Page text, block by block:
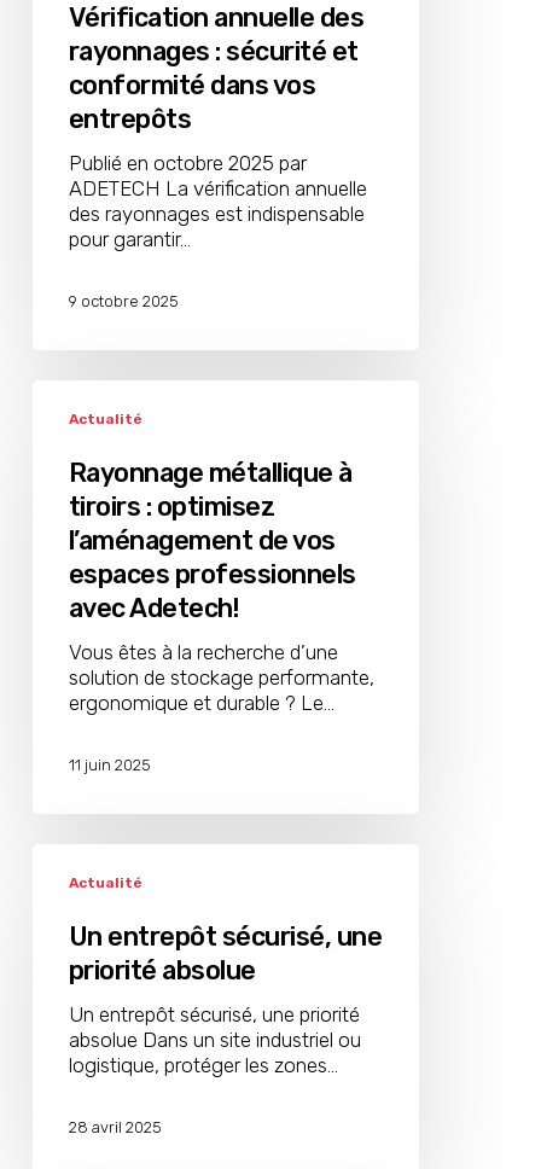
Vérification annuelle des
rayonnages : sécurité et
conformité dans vos
entrepôts
Publié en octobre 2025 par
ADETECH La vérification annuelle
des rayonnages est indispensable
pour garantir…
9 octobre 2025
métallique
tiroirs
optimisez
l’aménagement
espaces
professionnels
avec
Adetech!
Actualité
Rayonnage métallique à
tiroirs : optimisez
l’aménagement de vos
espaces professionnels
avec Adetech!
Vous êtes à la recherche d’une
solution de stockage performante,
ergonomique et durable ? Le…
11 juin 2025
entrepôt
absolue
Actualité
Un entrepôt sécurisé, une
priorité absolue
Un entrepôt sécurisé, une priorité
absolue Dans un site industriel ou
logistique, protéger les zones…
28 avril 2025